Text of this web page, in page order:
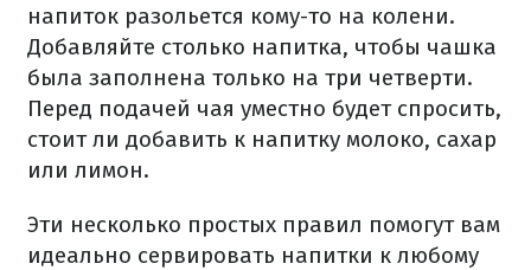
напиток разольется кому-то на колени.
Добавляйте столько напитка, чтобы чашка
была заполнена только на три четверти.
Перед подачей чая уместно будет спросить,
стоит ли добавить к напитку молоко, сахар
или лимон.
Эти несколько простых правил помогут вам
идеально сервировать напитки к любому